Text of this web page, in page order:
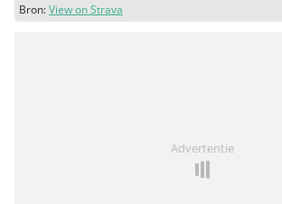
Bron:View on Strava
Advertentie